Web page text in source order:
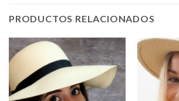
PRODUCTOS RELACIONADOS